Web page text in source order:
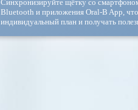
Синхронизируйте щётку со
Bluetooth и приложения Oral-B App,
индивидуальный план и получать